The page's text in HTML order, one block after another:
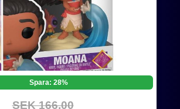
Spara: 28%
SEK 166,00